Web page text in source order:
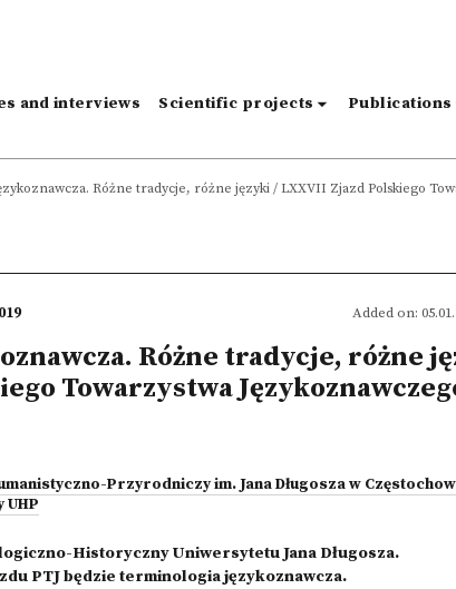
and interviews Scientific projects Publications
Różne tradycje, różne języki / LXXVII Zjazd Polskiego
Added on:
Różne tradycje, różne
Towarzystwa
Przyrodniczy im. Jana Długosza w
UHP
Historyczny Uniwersytetu Jana Długosza.
PTJ będzie terminologia językoznawcza.